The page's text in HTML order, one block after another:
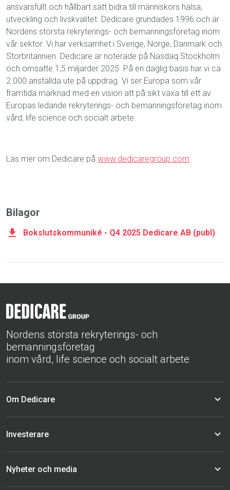
ansvarsfullt och hållbart sätt bidra till människors hälsa,
utveckling och livskvalitet. Dedicare grundades 1996 och är
Nordens största rekryterings- och bemanningsföretag inom
vår sektor. Vi har verksamhet i Sverige, Norge, Danmark och
Storbritannien. Dedicare är noterade på Nasdaq Stockholm
och omsatte 1,5 miljarder 2025. På en daglig basis har vi ca
2 000 anställda ute på uppdrag. Vi ser Europa som vår
framtida marknad med en vision att på sikt växa till ett av
Europas ledande rekryterings- och bemanningsföretag inom
vård, life science och socialt arbete.
Läs mer om Dedicare på www.dedicaregroup.com
Bilagor
Bokslutskommuniké - Q4 2025 Dedicare AB (publ)
Nordens största rekryterings- och
bemanningsföretag
inom vård, life science och socialt arbete
Om Dedicare
Investerare
Nyheter och media